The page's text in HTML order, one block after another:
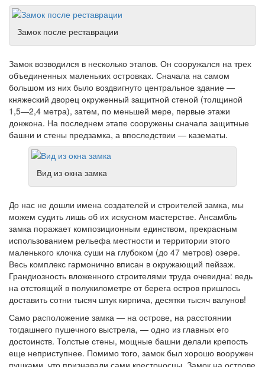
Замок после реставрации
Замок возводился в несколько этапов. Он сооружался на трех
объединенных маленьких островках. Сначала на самом
большом из них было воздвигнуто центральное здание —
княжеский дворец окруженный защитной стеной (толщиной
1,5—2,4 метра), затем, по меньшей мере, первые этажи
донжона. На последнем этапе сооружены сначала защитные
башни и стены предзамка, а впоследствии — казематы.
Вид из окна замка
До нас не дошли имена создателей и строителей замка, мы
можем судить лишь об их искусном мастерстве. Ансамбль
замка поражает композиционным единством, прекрасным
использованием рельефа местности и территории этого
маленького клочка суши на глубоком (до 47 метров) озере.
Весь комплекс гармонично вписан в окружающий пейзаж.
Грандиозность вложенного строителями труда очевидна: ведь
на отстоящий в полукилометре от берега остров пришлось
доставить сотни тысяч штук кирпича, десятки тысяч валунов!
Само расположение замка — на острове, на расстоянии
тогдашнего пушечного выстрела, — одно из главных его
достоинств. Толстые стены, мощные башни делали крепость
еще неприступнее. Помимо того, замок был хорошо вооружен
пушками, что признавали сами крестоносцы. Замок на острове